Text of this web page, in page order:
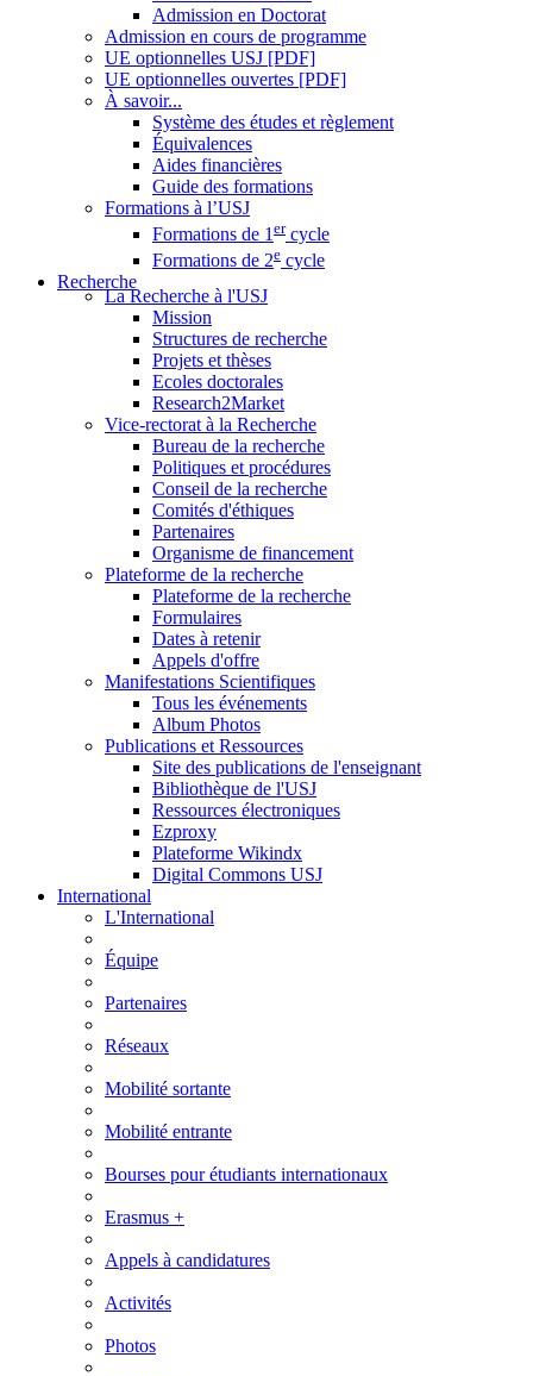
Admission en Doctorat
Admission en cours de programme
UE optionnelles USJ [PDF]
UE optionnelles ouvertes [PDF]
À savoir...
Système des études et règlement
Équivalences
Aides financières
Guide des formations
Formations à l’USJ
Formations de 1 ercycle
Formations de 2e cycle
Recherche
La Recherche à l'USJ
Mission
Structures de recherche
Projets et thèses
Ecoles doctorales
Research2Market
Vice-rectorat à la Recherche
Bureau de la recherche
Politiques et procédures
Conseil de la recherche
Comités d'éthiques
Partenaires
Organisme de financement
Plateforme de la recherche
Plateforme de la recherche
Formulaires
Dates à retenir
Appels d'offre
Manifestations Scientifiques
Tous les événements
Album Photos
Publications et Ressources
Site des publications de l'enseignant
Bibliothèque de l'USJ
Ressources électroniques
Ezproxy
Plateforme Wikindx
Digital Commons USJ
International
L'International
Équipe
Partenaires
Réseaux
Mobilité sortante
Mobilité entrante
Bourses pour étudiants internationaux
Erasmus +
Appels à candidatures
Activités
Photos